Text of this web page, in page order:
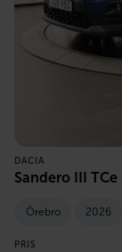
DACIA
Sandero III
Örebro 2026
PRIS